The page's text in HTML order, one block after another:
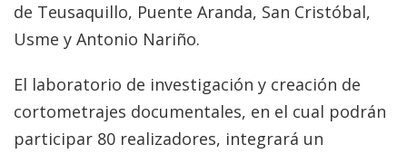
de Teusaquillo, Puente Aranda, San Cristóbal,
Usme y Antonio Nariño.
El laboratorio de investigación y creación de
cortometrajes documentales, en el cual podrán
participar 80 realizadores, integrará un